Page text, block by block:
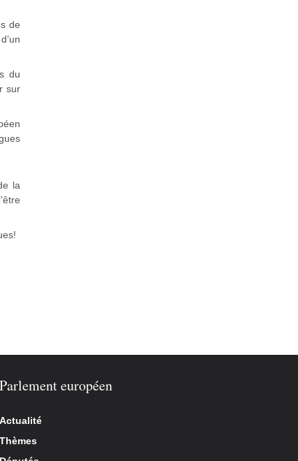
de
du
sur
la
Parlement européen
Actualité
Thèmes